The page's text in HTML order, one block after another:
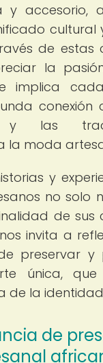
y accesorio,
cultural
de estas
la
implica
conexión
y las
la moda
y
no solo
de sus
invita a
preservar y
única, que
de la
de